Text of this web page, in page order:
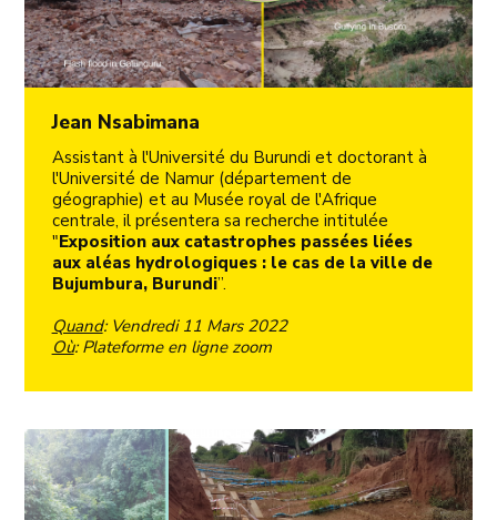
Jean Nsabimana
Assistant à l'Université du Burundi et doctorant à
l'Université de Namur (département de
géographie) et au Musée royal de l'Afrique
centrale, il présentera sa recherche intitulée
"Exposition aux catastrophes passées liées
aux aléas hydrologiques : le cas de la ville de
Bujumbura, Burundi”.
Quand: Vendredi 11 Mars 2022
Où: Plateforme en ligne zoom